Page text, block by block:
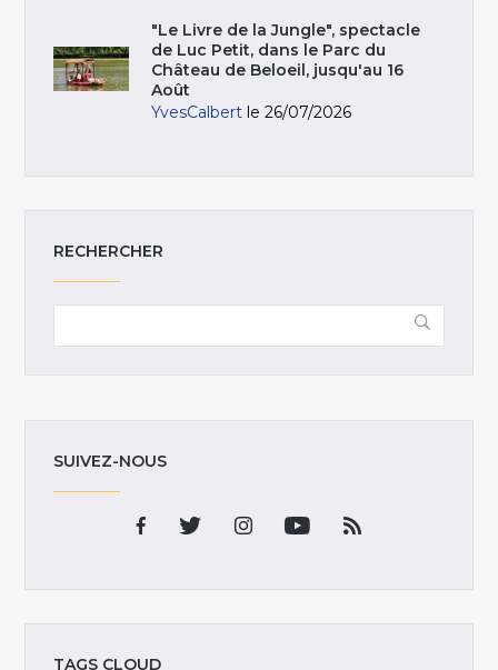
"Le Livre de la Jungle", spectacle
de Luc Petit, dans le Parc du
Château de Beloeil, jusqu'au 16
Août
YvesCalbert le 26/07/2026
RECHERCHER
SUIVEZ-NOUS
TAGS CLOUD